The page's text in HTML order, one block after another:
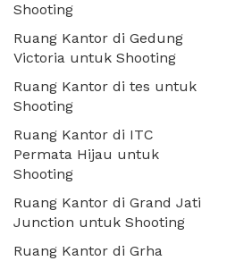
Shooting
Ruang Kantor di Gedung
Victoria untuk Shooting
Ruang Kantor di tes untuk
Shooting
Ruang Kantor di ITC
Permata Hijau untuk
Shooting
Ruang Kantor di Grand Jati
Junction untuk Shooting
Ruang Kantor di Grha